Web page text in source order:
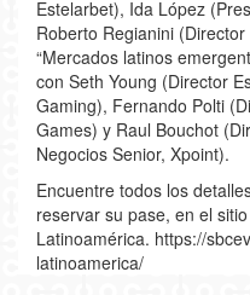
Estelarbet), Ida López
Roberto Regianini
“Mercados latinos
con Seth Young (Director
Gaming), Fernando Polti
Games) y Raul Bouchot
Negocios Senior, Xpoint).
Encuentre todos los
reservar su pase, en el
Latinoamérica. https://
latinoamerica/